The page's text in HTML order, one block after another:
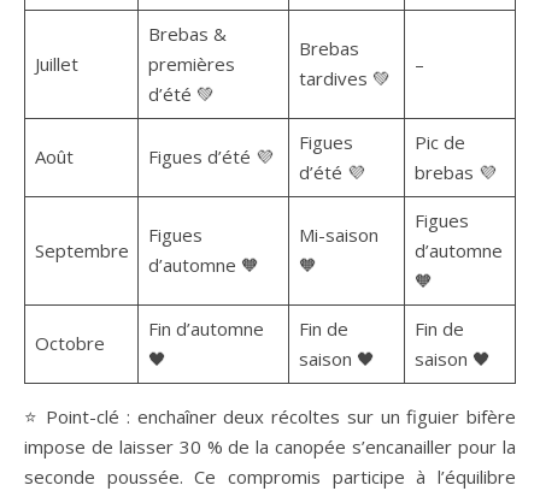
Juillet
Brebas &
premières
d’été 💚
Brebas
tardives 💚
–
Août Figues d’été 💜
Figues
d’été 💜
Pic de
brebas 💜
Septembre
Figues
d’automne 🧡
Mi-saison
🧡
Figues
d’automne
🧡
Octobre
Fin d’automne
🖤
Fin de
saison 🖤
Fin de
saison 🖤
⭐ Point-clé : enchaîner deux récoltes sur un figuier bifère
impose de laisser 30 % de la canopée s’encanailler pour la
seconde poussée. Ce compromis participe à l’équilibre